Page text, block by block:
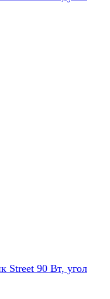
Street 90 Вт, угол